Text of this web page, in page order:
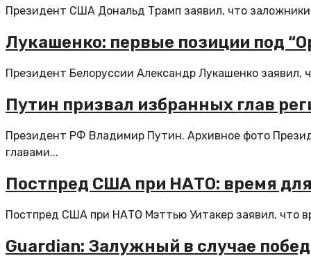
Президент США Дональд Трамп заявил, что
Лукашенко: первые позиции под
Президент Белоруссии Александр Лукашенко заявил,
Путин призвал избранных глав
Президент РФ Владимир Путин. Архивное фото
главами...
Постпред США при НАТО: время
Постпред CША при НАТО Мэттью Уитакер заявил, что
Guardian: Залужный в случае